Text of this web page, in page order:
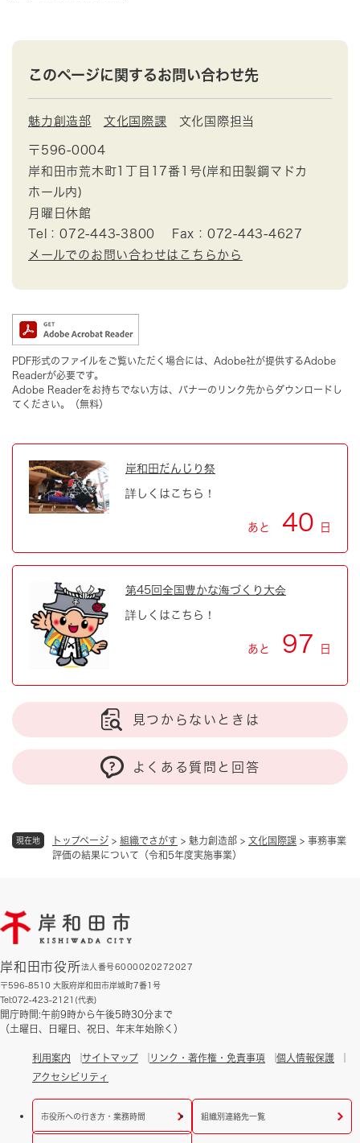
現在地 トップページ > 組織でさがす > 魅力創造部 > 文化国際課 > 事務事業
評価の結果について（令和5年度実施事業）
このページに関するお問い合わせ先
魅力創造部 文化国際課 文化国際担当
〒596-0004
岸和田市荒木町1丁目17番1号(岸和田製鋼マドカ
ホール内)
月曜日休館
Tel：072-443-3800
Fax：072-443-4627
メールでのお問い合わせはこちらから
PDF形式のファイルをご覧いただく場合には、Adobe社が提供するAdobe
Readerが必要です。
Adobe Readerをお持ちでない方は、バナーのリンク先からダウンロードし
てください。（無料）
岸和田だんじり祭
詳しくはこちら！
あと 40 日
第45回全国豊かな海づくり大会
詳しくはこちら！
あと 97 日
見つからないときは
よくある質問と回答
岸和田市役所法人番号6000020272027
〒596-8510 大阪府岸和田市岸城町7番1号
Tel:072-423-2121(代表)
開庁時間:午前9時から午後5時30分まで
（土曜日、日曜日、祝日、年末年始除く）
利用案内 サイトマップ リンク・著作権・免責事項
個人情報保護
アクセシビリティ
市役所への行き方・業務時間 組織別連絡先一覧